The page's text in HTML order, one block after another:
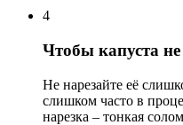
4
Чтобы капуста
Не нарезайте её
слишком часто в
нарезка – тонкая